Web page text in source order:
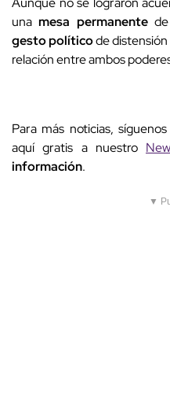
unamesa permanentede
gesto políticode
relación entre ambos
Para más noticias,
aquí gratis a nuestro
información.
▼